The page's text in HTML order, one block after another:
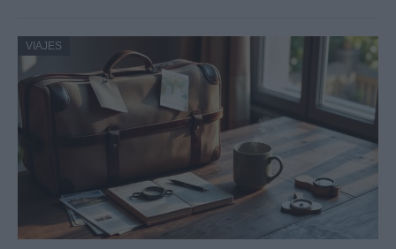
VIAJES